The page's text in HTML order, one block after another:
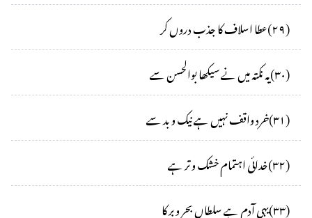
(۲۹)عطا اسلاف کا جذب دروں کر
(۳۰)یہ نکتہ میں نے سیکھا بوالحسن سے
(۳۱)خرد واقف نہیں ہے نیک و بد سے
(۳۲)خدائی اہتمام خشک و تر ہے
(۳۳)یہی آدم ہے سلطاں بحر و بر کا